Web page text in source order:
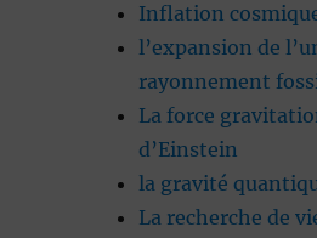
Inflation
l’expansion de
rayonnement
La force
d’Einstein
la gravité
La recherche de